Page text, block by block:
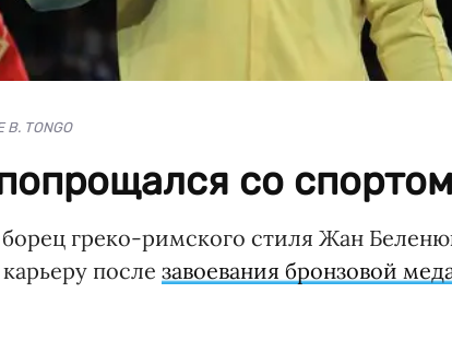
TONGO
со
греко-римского стиля Жан
после завоевания бронзовой